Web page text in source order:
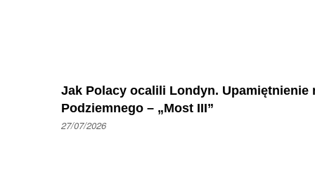
Jak Polacy ocalili Londyn. Upamiętnienie
Podziemnego – „Most III”
27/07/2026